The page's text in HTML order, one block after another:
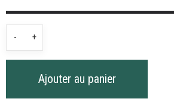
-
quantité
de
complet
jaune
+
Ajouter au panier